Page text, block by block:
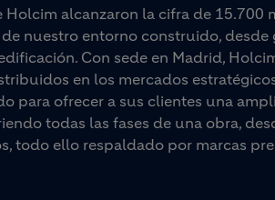
Holcim alcanzaron la cifra de 15.700
nuestro entorno construido,
Con sede en Madrid,
en los mercados
para ofrecer a sus clientes una
todas las fases de una obra,
todo ello respaldado por marcas